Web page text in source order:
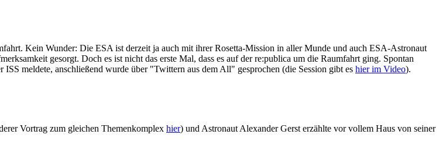
Kein Wunder: Die ESA ist derzeit ja auch mit ihrer Rosetta-Mission in aller Munde und auch ESA-Astronaut
gesorgt. Doch es ist nicht das erste Mal, dass es auf der re:publica um die Raumfahrt ging. Spontan
meldete, anschließend wurde über "Twittern aus dem All" gesprochen (die Session gibt es hier im Video).
Vortrag zum gleichen Themenkomplex hier) und Astronaut Alexander Gerst erzählte vor vollem Haus von seiner